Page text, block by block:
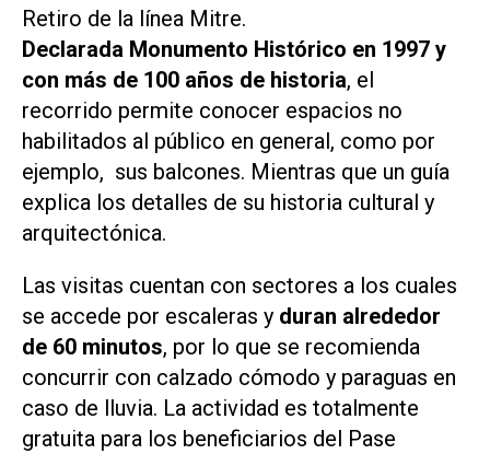
Retiro de la línea Mitre.
Declarada Monumento Histórico en 1997 y
con más de 100 años de historia, el
recorrido permite conocer espacios no
habilitados al público en general, como por
ejemplo, sus balcones. Mientras que un guía
explica los detalles de su historia cultural y
arquitectónica.
Las visitas cuentan con sectores a los cuales
se accede por escaleras y duran alrededor
de 60 minutos, por lo que se recomienda
concurrir con calzado cómodo y paraguas en
caso de lluvia. La actividad es totalmente
gratuita para los beneficiarios del Pase